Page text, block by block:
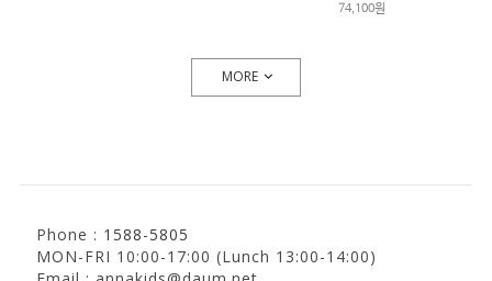
74,100원
MORE
Phone : 1588-5805
MON-FRI 10:00-17:00 (Lunch 13:00-14:00)